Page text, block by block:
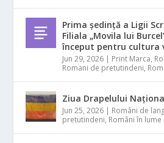
Prima ședință a Ligii
Filiala „Movila lui
început pentru cultura
Jun 29, 2026 | Print Marca,
Romani de pretutindeni,
Ziua Drapelului
Jun 25, 2026 | Români de
pretutindeni, Români în lume